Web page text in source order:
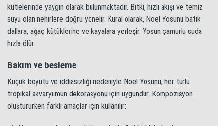
kütlelerinde yaygın olarak bulunmaktadır. Bitki, hızlı akışı ve temiz
suyu olan nehirlere doğru yönelir. Kural olarak, Noel Yosunu batık
dallara, ağaç kütüklerine ve kayalara yerleşir. Yosun çamurlu suda
hızla ölür.
Bakım ve besleme
Küçük boyutu ve iddiasızlığı nedeniyle Noel Yosunu, her türlü
tropikal akvaryumun dekorasyonu için uygundur. Kompozisyon
oluştururken farklı amaçlar için kullanılır: